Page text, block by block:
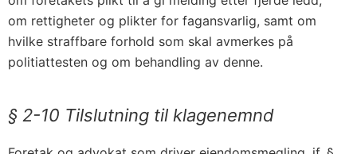
om rettigheter og plikter for fagansvarlig, samt om
hvilke straffbare forhold som skal avmerkes på
politiattesten og om behandling av denne.
§ 2-10 Tilslutning til klagenemnd